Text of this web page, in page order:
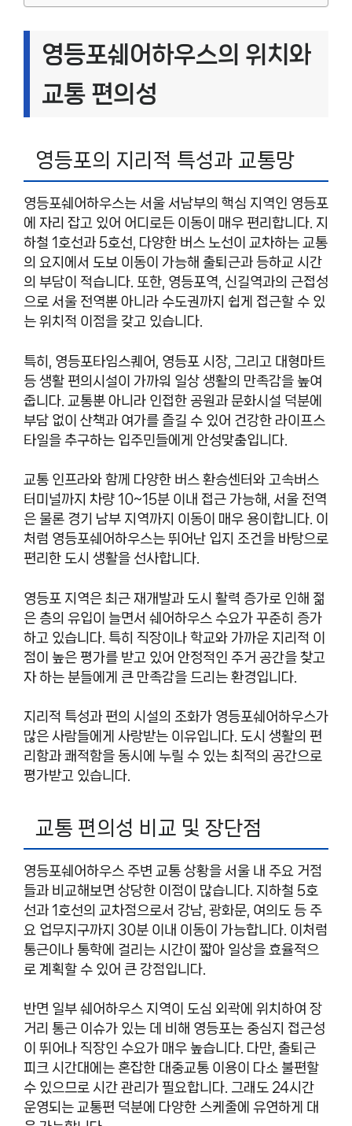
영등포쉐어하우스의 위치와
교통 편의성
영등포의 지리적 특성과 교통망
영등포쉐어하우스는 서울 서남부의 핵심 지역인 영등포
에 자리 잡고 있어 어디로든 이동이 매우 편리합니다. 지
하철 1호선과 5호선, 다양한 버스 노선이 교차하는 교통
의 요지에서 도보 이동이 가능해 출퇴근과 등하교 시간
의 부담이 적습니다. 또한, 영등포역, 신길역과의 근접성
으로 서울 전역뿐 아니라 수도권까지 쉽게 접근할 수 있
는 위치적 이점을 갖고 있습니다.
특히, 영등포타임스퀘어, 영등포 시장, 그리고 대형마트
등 생활 편의시설이 가까워 일상 생활의 만족감을 높여
줍니다. 교통뿐 아니라 인접한 공원과 문화시설 덕분에
부담 없이 산책과 여가를 즐길 수 있어 건강한 라이프스
타일을 추구하는 입주민들에게 안성맞춤입니다.
교통 인프라와 함께 다양한 버스 환승센터와 고속버스
터미널까지 차량 10~15분 이내 접근 가능해, 서울 전역
은 물론 경기 남부 지역까지 이동이 매우 용이합니다. 이
처럼 영등포쉐어하우스는 뛰어난 입지 조건을 바탕으로
편리한 도시 생활을 선사합니다.
영등포 지역은 최근 재개발과 도시 활력 증가로 인해 젊
은 층의 유입이 늘면서 쉐어하우스 수요가 꾸준히 증가
하고 있습니다. 특히 직장이나 학교와 가까운 지리적 이
점이 높은 평가를 받고 있어 안정적인 주거 공간을 찾고
자 하는 분들에게 큰 만족감을 드리는 환경입니다.
지리적 특성과 편의 시설의 조화가 영등포쉐어하우스가
많은 사람들에게 사랑받는 이유입니다. 도시 생활의 편
리함과 쾌적함을 동시에 누릴 수 있는 최적의 공간으로
평가받고 있습니다.
교통 편의성 비교 및 장단점
영등포쉐어하우스 주변 교통 상황을 서울 내 주요 거점
들과 비교해보면 상당한 이점이 많습니다. 지하철 5호
선과 1호선의 교차점으로서 강남, 광화문, 여의도 등 주
요 업무지구까지 30분 이내 이동이 가능합니다. 이처럼
통근이나 통학에 걸리는 시간이 짧아 일상을 효율적으
로 계획할 수 있어 큰 강점입니다.
반면 일부 쉐어하우스 지역이 도심 외곽에 위치하여 장
거리 통근 이슈가 있는 데 비해 영등포는 중심지 접근성
이 뛰어나 직장인 수요가 매우 높습니다. 다만, 출퇴근
피크 시간대에는 혼잡한 대중교통 이용이 다소 불편할
수 있으므로 시간 관리가 필요합니다. 그래도 24시간
운영되는 교통편 덕분에 다양한 스케줄에 유연하게 대